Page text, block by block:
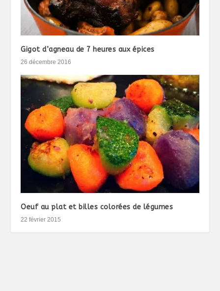
Gigot d’agneau de 7 heures aux épices
26 décembre 2016
Oeuf au plat et billes colorées de légumes
22 février 2015